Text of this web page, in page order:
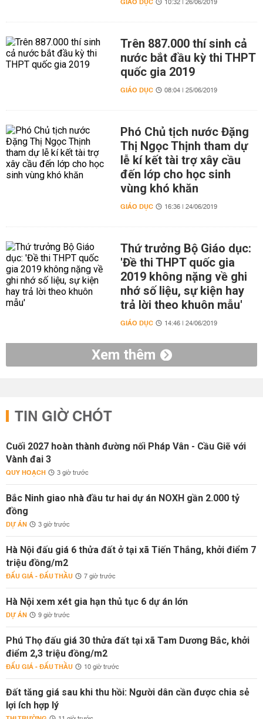
10:32 | 26/06/2019
Trên 887.000 thí sinh cả
nước bắt đầu kỳ thi THPT
quốc gia 2019
GIÁO DỤC 08:04 | 25/06/2019
Phó Chủ tịch nước Đặng
Thị Ngọc Thịnh tham dự
lễ kí kết tài trợ xây cầu
đến lớp cho học sinh
vùng khó khăn
GIÁO DỤC 16:36 | 24/06/2019
Thứ trưởng Bộ Giáo dục:
'Đề thi THPT quốc gia
2019 không nặng về ghi
nhớ số liệu, sự kiện hay
trả lời theo khuôn mẫu'
GIÁO DỤC 14:46 | 24/06/2019
Xem thêm
TIN GIỜ CHÓT
Cuối 2027 hoàn thành đường nối Pháp Vân - Cầu Giẽ với
Vành đai 3
QUY HOẠCH 3 giờ trước
Bắc Ninh giao nhà đầu tư hai dự án NOXH gần 2.000 tỷ
đồng
DỰ ÁN 3 giờ trước
Hà Nội đấu giá 6 thửa đất ở tại xã Tiến Thắng, khởi điểm 7
triệu đồng/m2
ĐẤU GIÁ - ĐẤU THẦU 7 giờ trước
Hà Nội xem xét gia hạn thủ tục 6 dự án lớn
DỰ ÁN 9 giờ trước
Phú Thọ đấu giá 30 thửa đất tại xã Tam Dương Bắc, khởi
điểm 2,3 triệu đồng/m2
ĐẤU GIÁ - ĐẤU THẦU 10 giờ trước
Đất tăng giá sau khi thu hồi: Người dân cần được chia sẻ
lợi ích hợp lý